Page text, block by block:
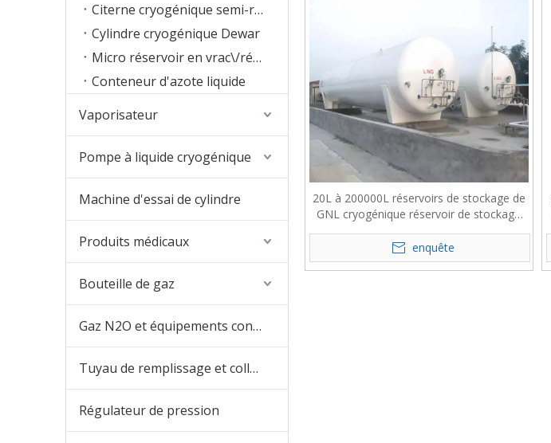
Citerne cryogénique semi-remorque
Cylindre cryogénique Dewar
Micro réservoir en vrac\/réservoir à fond plat
Conteneur d'azote liquide
Vaporisateur
Pompe à liquide cryogénique
Machine d'essai de cylindre
Produits médicaux
Bouteille de gaz
Gaz N2O et équipements connexes
Tuyau de remplissage et collecteur de remplissage
Régulateur de pression
20L à 200000L réservoirs de stockage de
GNL cryogénique réservoir de stockage
de liquide
enquête